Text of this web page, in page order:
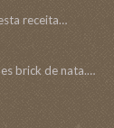
receita…
brick de nata.…